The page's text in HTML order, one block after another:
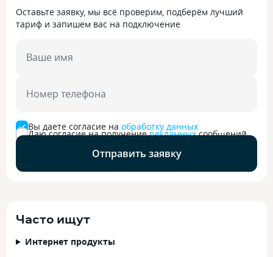
Оставьте заявку, мы всё проверим, подберём лучший
тариф и запишем вас на подключение
Ваше имя
Номер телефона
Вы даете согласие на обработку данных
Даю согласие на получениерекламныхсообщений
Отправить заявку
Часто ищут
Интернет продукты